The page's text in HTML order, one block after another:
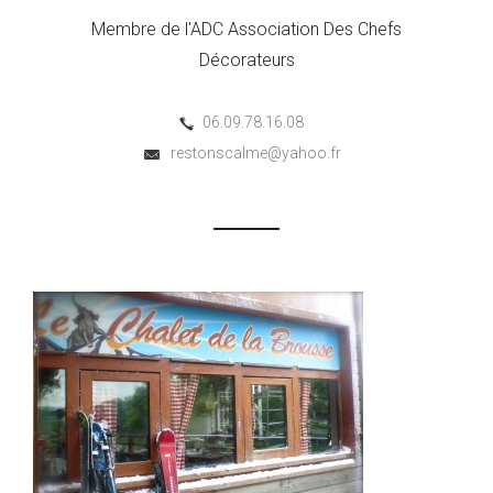
Membre de l'ADC Association Des Chefs
Décorateurs
06.09.78.16.08
restonscalme@yahoo.fr